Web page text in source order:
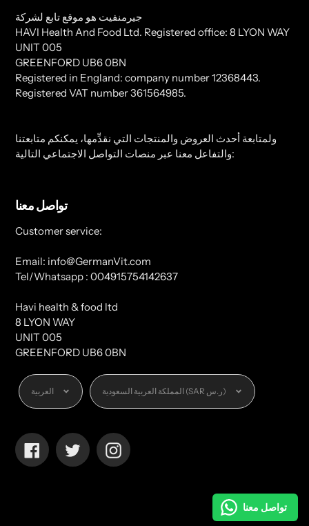
جيرمنفيت هو موقع تابع لشركة
HAVI Health And Food Ltd. Registered office: 8 LYON WAY
UNIT 005
GREENFORD UB6 0BN
Registered in England: company number 12368443.
Registered VAT number 361564985.
ولمتابعة أحدث العروض والمنتجات التي نقدِّمها، يمكنكم متابعتنا
والتفاعل معنا عبر منصات التواصل الاجتماعي التالية:
تواصل معنا
Customer service:
Email: info@GermanVit.com
Tel/Whatsapp : 004915754142637
Havi health & food ltd
8 LYON WAY
UNIT 005
GREENFORD UB6 0BN
اللغة
العربية العملة المملكة العربية السعودية (SAR ر.س)
FacebookTwitterInstagram
تواصل معنا